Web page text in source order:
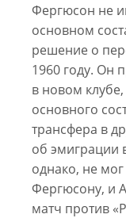
Фергюсон не
основном
решение о
1960 году. Он
в новом
основного
трансфера в
об эмиграции
однако, не
Фергюсону, и
матч против